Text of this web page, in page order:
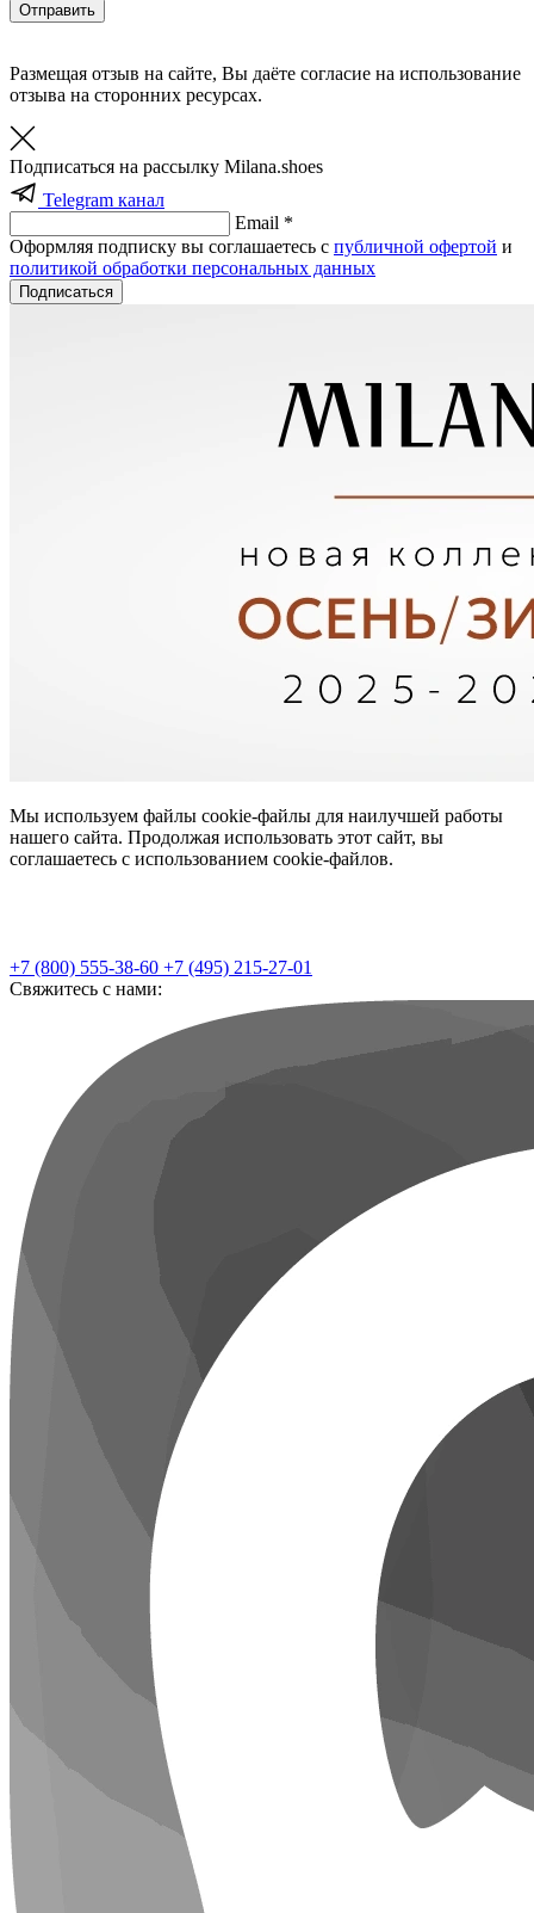
Отправить
Размещая отзыв на сайте, Вы даёте согласие на использование
отзыва на сторонних ресурсах.
Подписаться на рассылку Milana.shoes
Telegram канал
Email *
Оформляя подписку вы соглашаетесь с публичной офертой и
политикой обработки персональных данных
Подписаться
Мы используем файлы cookie-файлы для наилучшей работы
нашего сайта. Продолжая использовать этот сайт, вы
соглашаетесь с использованием cookie-файлов.
+7 (800) 555-38-60 +7 (495) 215-27-01
Свяжитесь с нами: